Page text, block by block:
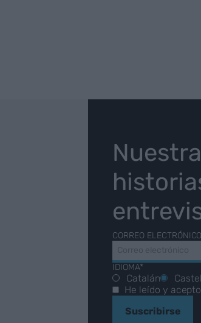
CORREO ELECTRÓNICO
IDIOMA*
Catalán
He leído y
Suscribirse